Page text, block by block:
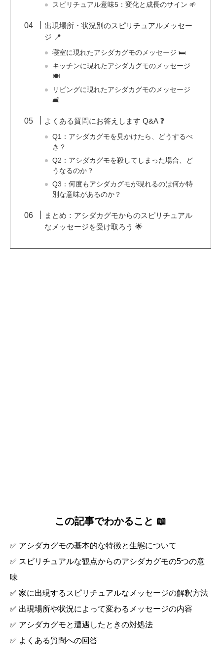
スピリチュアル意味5：変化と成長のサイン 🌱
出現場所・状況別のスピリチュアルメッセー
ジ 📍
寝室に現れたアシダカグモのメッセージ 🛏️
キッチンに現れたアシダカグモのメッセージ
🍽️
リビングに現れたアシダカグモのメッセージ
🛋️
よくある質問にお答えします Q&A ❓
Q1：アシダカグモを見かけたら、どうするべ
き？
Q2：アシダカグモを殺してしまった場合、ど
うなるのか？
Q3：何度もアシダカグモが現れるのは何か特
別な意味があるのか？
まとめ：アシダカグモからのスピリチュアル
なメッセージを受け取ろう 🌟
この記事でわかること 📖
✅ アシダカグモの基本的な特徴と生態について
✅ スピリチュアルな観点からのアシダカグモの5つの意
味
✅ 家に出現するスピリチュアルなメッセージの解釈方法
✅ 出現場所や状況によって変わるメッセージの内容
✅ アシダカグモと遭遇したときの対処法
✅ よくある質問への回答